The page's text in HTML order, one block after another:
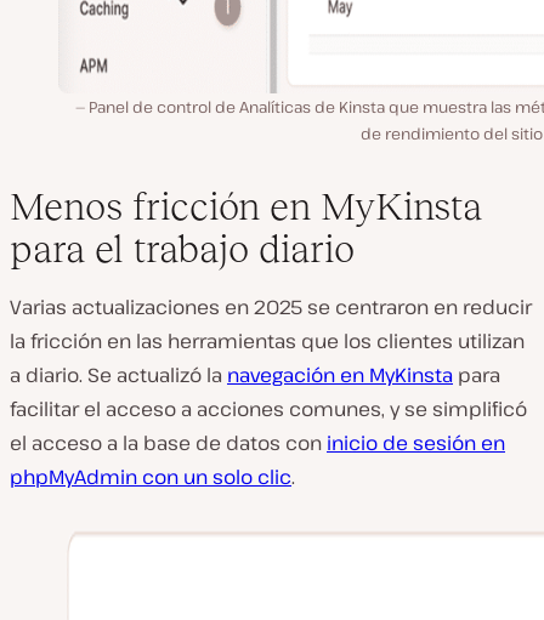
Panel de control de Analíticas de Kinsta que muestra las
de rendimiento del
Menos fricción en MyKinsta
para el trabajo diario
Varias actualizaciones en 2025 se centraron en reducir
la fricción en las herramientas que los clientes utilizan
a diario. Se actualizó la navegación en MyKinsta para
facilitar el acceso a acciones comunes, y se simplificó
el acceso a la base de datos con inicio de sesión en
phpMyAdmin con un solo clic.